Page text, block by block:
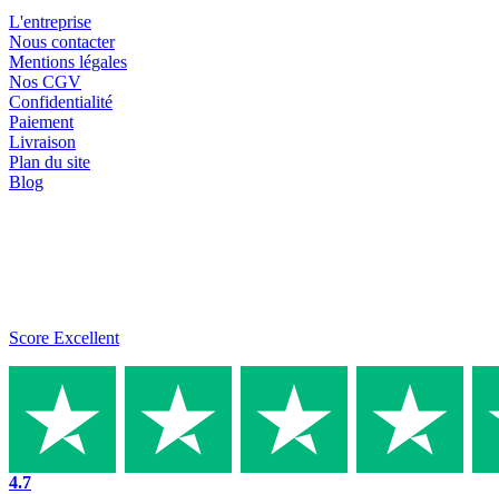
L'entreprise
Nous contacter
Mentions légales
Nos CGV
Confidentialité
Paiement
Livraison
Plan du site
Blog
Score Excellent
4.7